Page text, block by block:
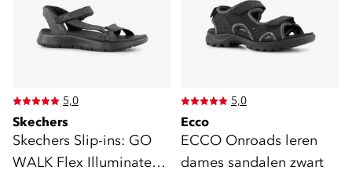
5,0
Skechers
Skechers Slip-ins: GO
WALK Flex Illuminate
5,0
Ecco
ECCO Onroads leren
dames sandalen zwart